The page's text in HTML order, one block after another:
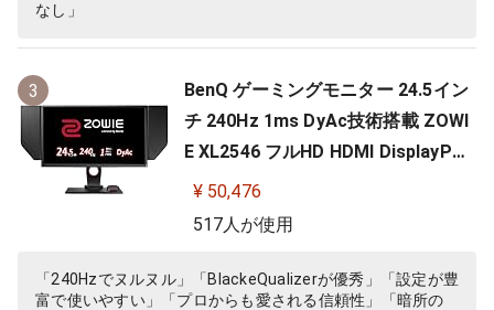
なし」
3
BenQ ゲーミングモニター 24.5イン
チ 240Hz 1ms DyAc技術搭載 ZOWI
E XL2546 フルHD HDMI DisplayPor
t DVI-DL搭載 FPS向き ディスプレイ
¥ 50,476
517人が使用
「240Hzでヌルヌル」「BlackeQualizerが優秀」「設定が豊
富で使いやすい」「プロからも愛される信頼性」「暗所の